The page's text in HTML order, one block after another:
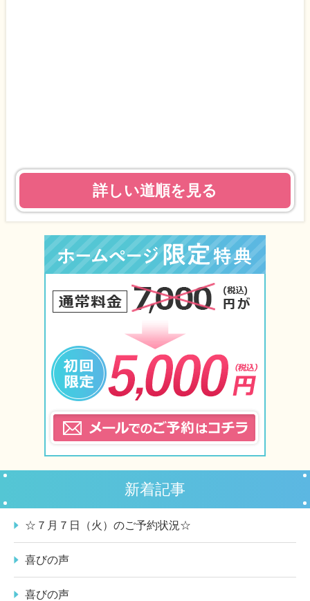
詳しい道順を見る
新着記事
☆７月７日（火）のご予約状況☆
喜びの声
喜びの声